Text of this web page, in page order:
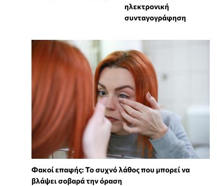
ηλεκτρονική
συνταγογράφηση
Φακοί επαφής: Το συχνό λάθος που μπορεί να
βλάψει σοβαρά την όραση